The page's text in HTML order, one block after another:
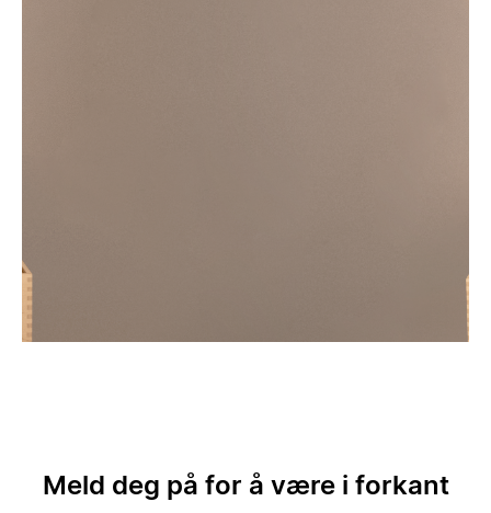
Meld deg på for å være i forkant